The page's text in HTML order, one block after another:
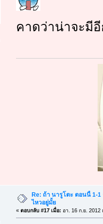
คาดว่าน่าจะมี
Re: ถ้า นารูโตะ ตอนนี้ 1-
ไหวอยู่มั้ย
« ตอบกลับ #17 เมื่อ: อา. 16 ก.ย. 2012